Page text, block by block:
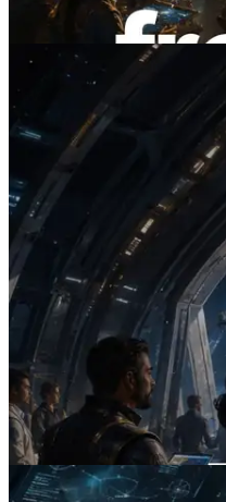
2026.07.04
ERPC lance un
x402 — L'ère où
demande les API
Lire cet article